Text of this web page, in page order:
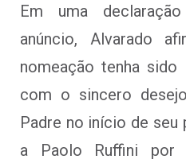
Em uma
anúncio, Alvarado
nomeação tenha sido
com o sincero
Padre no início de seu
a Paolo Ruffini por